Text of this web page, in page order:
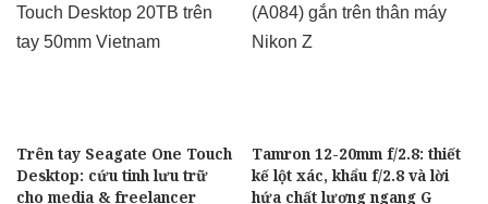
Trên tay Seagate One Touch
Desktop: cứu tinh lưu trữ
cho media & freelancer
Tamron 12-20mm f/2.8: thiết
kế lột xác, khẩu f/2.8 và lời
hứa chất lượng ngang G